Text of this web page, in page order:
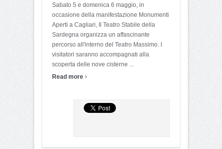
Sabato 5 e domenica 6 maggio, in
occasione della manifestazione Monumenti
Aperti a Cagliari, Il Teatro Stabile della
Sardegna organizza un affascinante
percorso all'interno del Teatro Massimo. I
visitatori saranno accompagnati alla
scoperta delle nove cisterne ...
Read more ›